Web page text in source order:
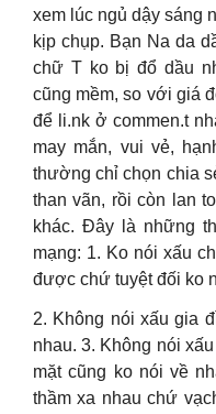
xem lúc ngủ dậy sáng
kịp chụp. Bạn Na da
chữ T ko bị đổ dầu
cũng mềm, so với giá
để li.nk ở commen.t
may mắn, vui vẻ,
thường chỉ chọn chia
than vãn, rồi còn lan
khác. Đây là những
mạng: 1. Ko nói xấu
được chứ tuyệt đối ko
2. Không nói xấu gia
nhau. 3. Không nói
mặt cũng ko nói về
thầm xa nhau chứ